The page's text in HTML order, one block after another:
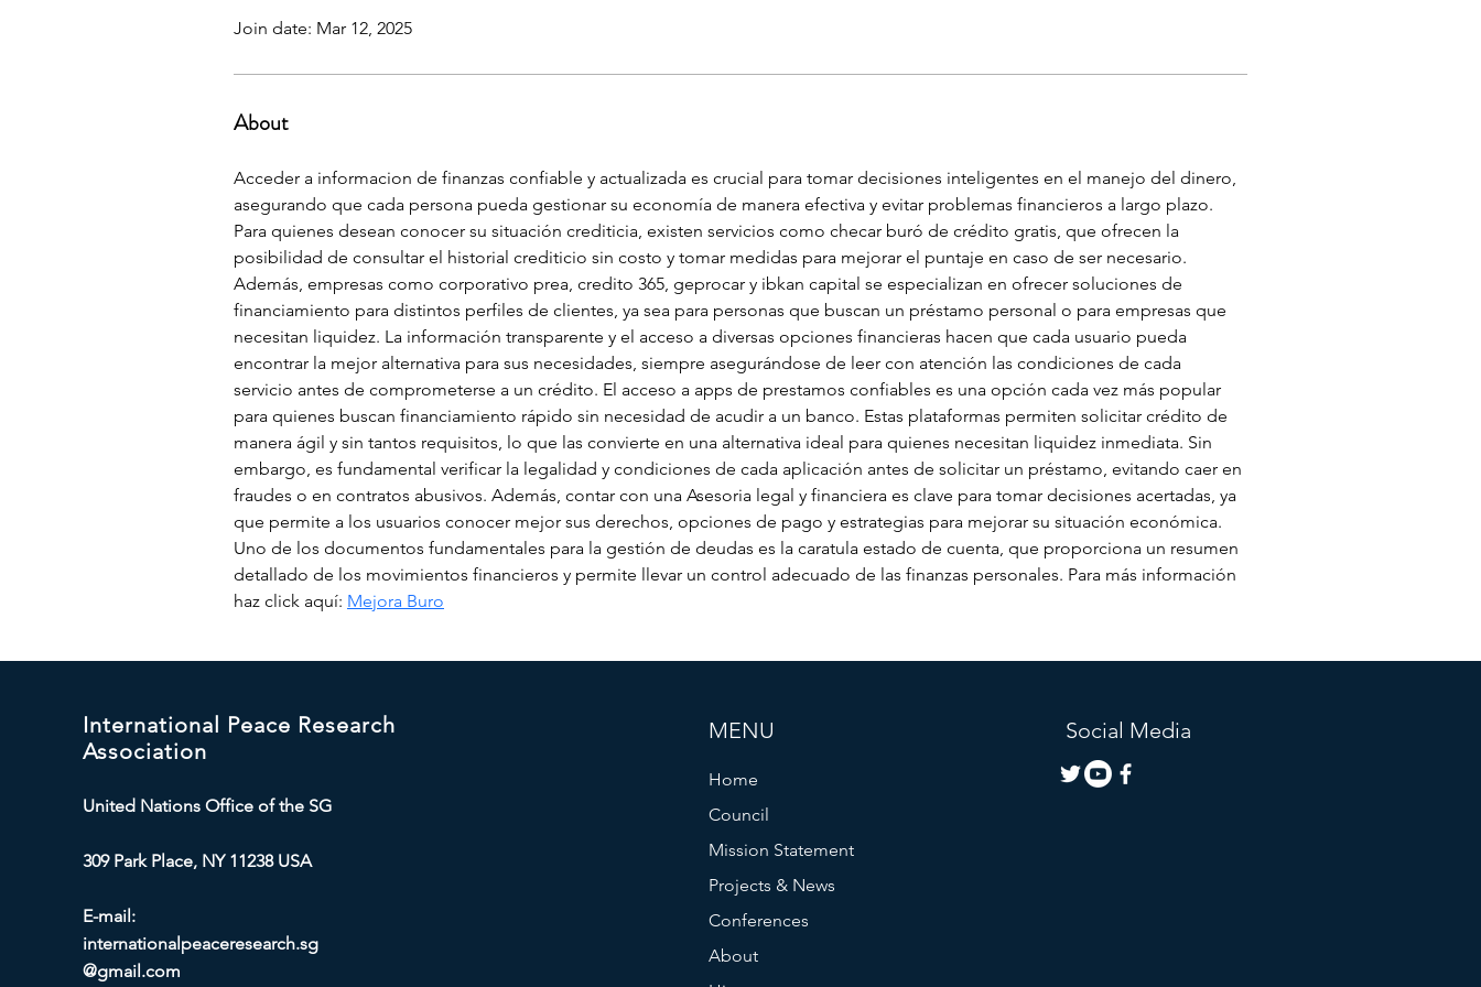
Join date: Mar 12, 2025
About
Acceder a informacion de finanzas confiable y actualizada es crucial para tomar decisiones inteligentes en el manejo del dinero,
asegurando que cada persona pueda gestionar su economía de manera efectiva y evitar problemas financieros a largo plazo.
Para quienes desean conocer su situación crediticia, existen servicios como checar buró de crédito gratis, que ofrecen la
posibilidad de consultar el historial crediticio sin costo y tomar medidas para mejorar el puntaje en caso de ser necesario.
Además, empresas como corporativo prea, credito 365, geprocar y ibkan capital se especializan en ofrecer soluciones de
financiamiento para distintos perfiles de clientes, ya sea para personas que buscan un préstamo personal o para empresas que
necesitan liquidez. La información transparente y el acceso a diversas opciones financieras hacen que cada usuario pueda
encontrar la mejor alternativa para sus necesidades, siempre asegurándose de leer con atención las condiciones de cada
servicio antes de comprometerse a un crédito. El acceso a apps de prestamos confiables es una opción cada vez más popular
para quienes buscan financiamiento rápido sin necesidad de acudir a un banco. Estas plataformas permiten solicitar crédito de
manera ágil y sin tantos requisitos, lo que las convierte en una alternativa ideal para quienes necesitan liquidez inmediata. Sin
embargo, es fundamental verificar la legalidad y condiciones de cada aplicación antes de solicitar un préstamo, evitando caer en
fraudes o en contratos abusivos. Además, contar con una Asesoria legal y financiera es clave para tomar decisiones acertadas, ya
que permite a los usuarios conocer mejor sus derechos, opciones de pago y estrategias para mejorar su situación económica.
Uno de los documentos fundamentales para la gestión de deudas es la caratula estado de cuenta, que proporciona un resumen
detallado de los movimientos financieros y permite llevar un control adecuado de las finanzas personales. Para más información
haz click aquí: Mejora Buro
International Peace Research
Association
United Nations Office of the SG
309 Park Place, NY 11238 USA
E-mail:
internationalpeaceresearch.sg
@gmail.com
MENU
Home
Council
Mission Statement
Projects & News
Conferences
About
Social Media